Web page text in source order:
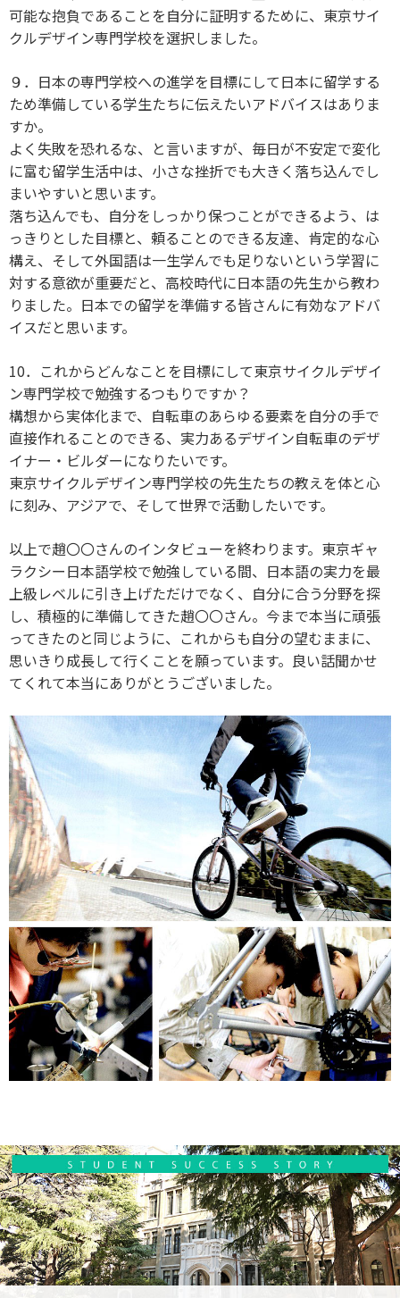
可能な抱負であることを自分に証明するために、東京サイ
クルデザイン専門学校を選択しました。
９．日本の専門学校への進学を目標にして日本に留学する
ため準備している学生たちに伝えたいアドバイスはありま
すか。
よく失敗を恐れるな、と言いますが、毎日が不安定で変化
に富む留学生活中は、小さな挫折でも大きく落ち込んでし
まいやすいと思います。
落ち込んでも、自分をしっかり保つことができるよう、は
っきりとした目標と、頼ることのできる友達、肯定的な心
構え、そして外国語は一生学んでも足りないという学習に
対する意欲が重要だと、高校時代に日本語の先生から教わ
りました。日本での留学を準備する皆さんに有効なアドバ
イスだと思います。
10．これからどんなことを目標にして東京サイクルデザイ
ン専門学校で勉強するつもりですか？
構想から実体化まで、自転車のあらゆる要素を自分の手で
直接作れることのできる、実力あるデザイン自転車のデザ
イナー・ビルダーになりたいです。
東京サイクルデザイン専門学校の先生たちの教えを体と心
に刻み、アジアで、そして世界で活動したいです。
以上で趙〇〇さんのインタビューを終わります。東京ギャ
ラクシー日本語学校で勉強している間、日本語の実力を最
上級レベルに引き上げただけでなく、自分に合う分野を探
し、積極的に準備してきた趙〇〇さん。今まで本当に頑張
ってきたのと同じように、これからも自分の望むままに、
思いきり成長して行くことを願っています。良い話聞かせ
てくれて本当にありがとうございました。